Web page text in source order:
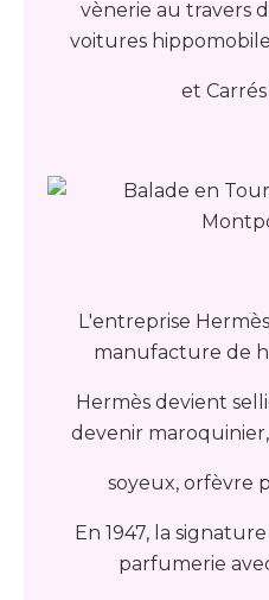
vènerie au travers
voitures
et
L'entreprise
manufacture de
Hermès devient
devenir
soyeux, orfèvre
En 1947, la
parfumerie